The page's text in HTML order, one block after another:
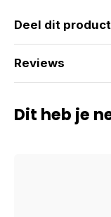
Deel dit product
Reviews
Dit heb je